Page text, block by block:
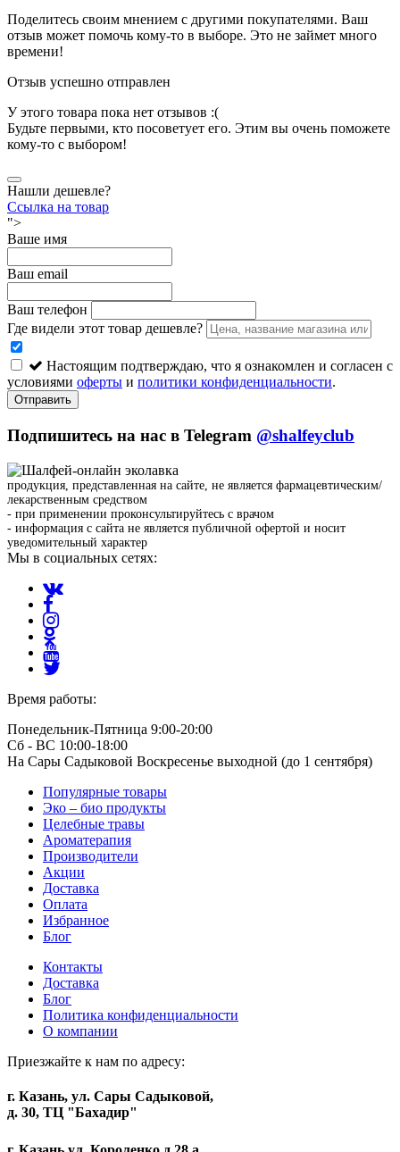
Поделитесь своим мнением с другими покупателями. Ваш
отзыв может помочь кому-то в выборе. Это не займет много
времени!
Отзыв успешно отправлен
У этого товара пока нет отзывов :(
Будьте первыми, кто посоветует его. Этим вы очень поможете
кому-то с выбором!
Нашли дешевле?
Ссылка на товар
">
Ваше имя
Ваш email
Ваш телефон
Где видели этот товар дешевле?
Настоящим подтверждаю, что я ознакомлен и согласен с
условиями оферты и политики конфиденциальности.
Отправить
Подпишитесь на нас в Telegram @shalfeyclub
продукция, представленная на сайте, не является фармацевтическим/
лекарственным средством
- при применении проконсультируйтесь с врачом
- информация с сайта не является публичной офертой и носит
уведомительный характер
Мы в социальных сетях:
Время работы:
Понедельник-Пятница 9:00-20:00
Сб - ВС 10:00-18:00
На Сары Садыковой Воскресенье выходной (до 1 сентября)
Популярные товары
Эко – био продукты
Целебные травы
Ароматерапия
Производители
Акции
Доставка
Оплата
Избранное
Блог
Контакты
Доставка
Блог
Политика конфиденциальности
О компании
Приезжайте к нам по адресу:
г. Казань, ул. Сары Садыковой,
д. 30, ТЦ "Бахадир"